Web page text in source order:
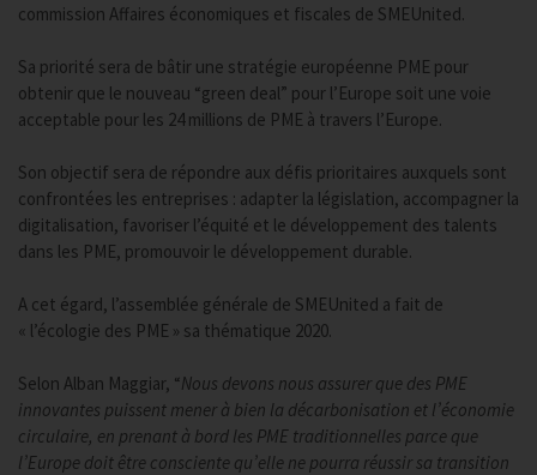
commission Affaires économiques et fiscales de SMEUnited.
Sa priorité sera de bâtir une stratégie européenne PME pour
obtenir que le nouveau “green deal” pour l’Europe soit une voie
acceptable pour les 24 millions de PME à travers l’Europe.
Son objectif sera de répondre aux défis prioritaires auxquels sont
confrontées les entreprises : adapter la législation, accompagner la
digitalisation, favoriser l’équité et le développement des talents
dans les PME, promouvoir le développement durable.
A cet égard, l’assemblée générale de SMEUnited a fait de
« l’écologie des PME » sa thématique 2020.
Selon Alban Maggiar, “Nous devons nous assurer que des PME
innovantes puissent mener à bien la décarbonisation et l’économie
circulaire, en prenant à bord les PME traditionnelles parce que
l’Europe doit être consciente qu’elle ne pourra réussir sa transition